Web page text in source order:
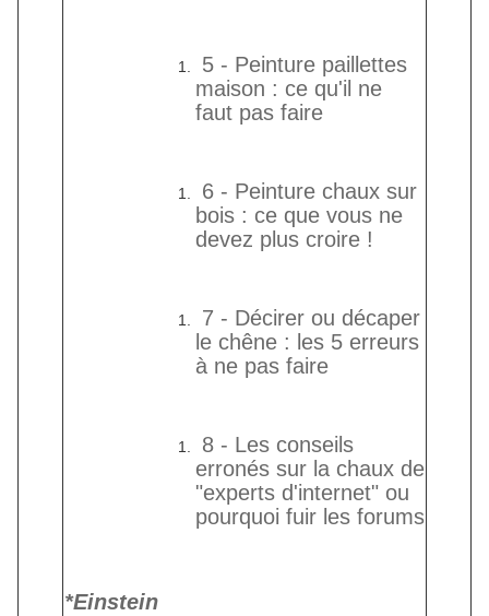
5 - Peinture paillettes
maison : ce qu'il ne
faut pas faire
6 - Peinture chaux sur
bois : ce que vous ne
devez plus croire !
7 - Décirer ou décaper
le chêne : les 5 erreurs
à ne pas faire
8 - Les conseils
erronés sur la chaux de
"experts d'internet" ou
pourquoi fuir les forums
*Einstein